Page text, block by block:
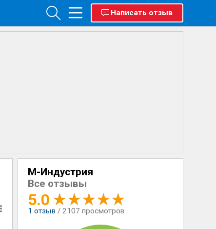
Написать отзыв
М-Индустрия
Все отзывы
5.0
1 отзыв / 2107 просмотров